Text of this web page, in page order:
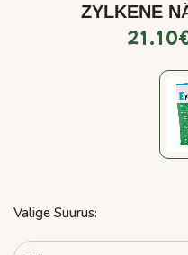
ZYLKENE
21.10
Valige Suurus